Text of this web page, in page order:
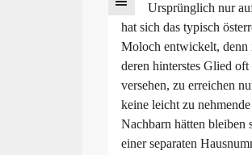
Ursprünglich nur
hat sich das typisch
Moloch entwickelt, denn
deren hinterstes Glied
versehen, zu erreichen
keine leicht zu
Nachbarn hätten bleiben
einer separaten